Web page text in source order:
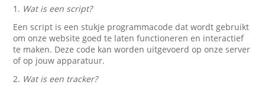
1. Wat is een script?
Een script is een stukje programmacode dat wordt gebruikt
om onze website goed te laten functioneren en interactief
te maken. Deze code kan worden uitgevoerd op onze server
of op jouw apparatuur.
2. Wat is een tracker?